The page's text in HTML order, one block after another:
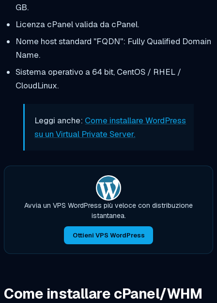
GB.
Licenza cPanel valida da cPanel.
Nome host standard "FQDN": Fully Qualified Domain
Name.
Sistema operativo a 64 bit, CentOS / RHEL /
CloudLinux.
Leggi anche: Come installare WordPress
su un Virtual Private Server.
Avvia un VPS WordPress più veloce con distribuzione
istantanea.
Ottieni VPS WordPress
Come installare cPanel/WHM